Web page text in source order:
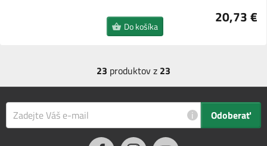
20,73 €
Do košíka
23 produktov z 23
i Odoberať